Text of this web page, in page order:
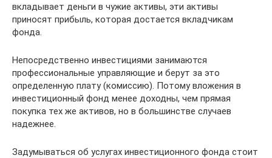
вкладывает деньги в чужие активы, эти активы
приносят прибыль, которая достается вкладчикам
фонда.
Непосредственно инвестициями занимаются
профессиональные управляющие и берут за это
определенную плату (комиссию). Потому вложения в
инвестиционный фонд менее доходны, чем прямая
покупка тех же активов, но в большинстве случаев
надежнее.
Задумываться об услугах инвестиционного фонда стоит